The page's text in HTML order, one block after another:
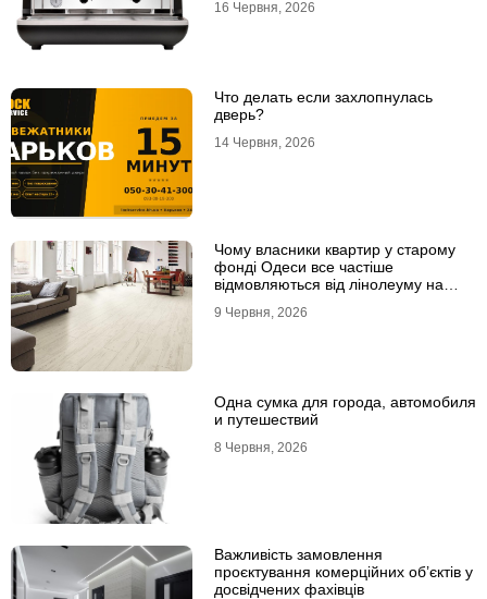
16 Червня, 2026
Что делать если захлопнулась
дверь?
14 Червня, 2026
Чому власники квартир у старому
фонді Одеси все частіше
відмовляються від лінолеуму на
9 Червня, 2026
Одна сумка для города, автомобиля
и путешествий
8 Червня, 2026
Важливість замовлення
проєктування комерційних об’єктів у
досвідчених фахівців